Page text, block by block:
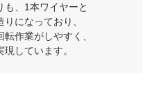
も、1本ワイヤーと
になっており、
作業がしやすく、
しています。